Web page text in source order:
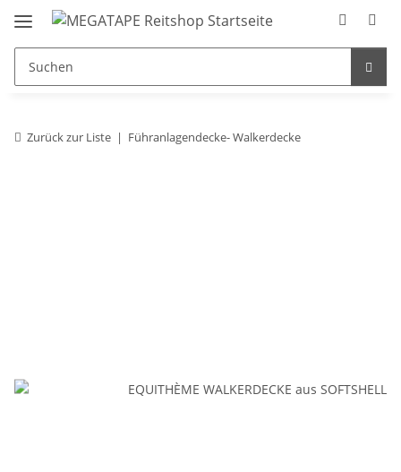
Zurück zur Liste Führanlagendecke- Walkerdecke